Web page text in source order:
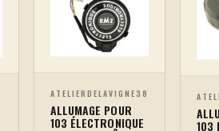
ATELIERDELAVIGNE38
ALLUMAGE POUR
103 ÉLECTRONIQUE 103